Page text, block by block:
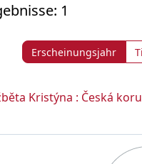
1
Erscheinungsjahr
Kristýna : Česká